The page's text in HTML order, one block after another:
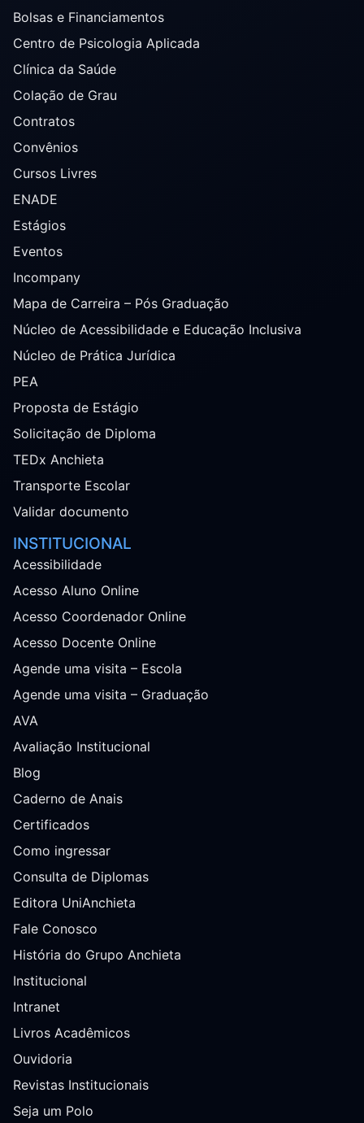
Bolsas e Financiamentos
Centro de Psicologia Aplicada
Clínica da Saúde
Colação de Grau
Contratos
Convênios
Cursos Livres
ENADE
Estágios
Eventos
Incompany
Mapa de Carreira – Pós Graduação
Núcleo de Acessibilidade e Educação Inclusiva
Núcleo de Prática Jurídica
PEA
Proposta de Estágio
Solicitação de Diploma
TEDx Anchieta
Transporte Escolar
Validar documento
INSTITUCIONAL
Acessibilidade
Acesso Aluno Online
Acesso Coordenador Online
Acesso Docente Online
Agende uma visita – Escola
Agende uma visita – Graduação
AVA
Avaliação Institucional
Blog
Caderno de Anais
Certificados
Como ingressar
Consulta de Diplomas
Editora UniAnchieta
Fale Conosco
História do Grupo Anchieta
Institucional
Intranet
Livros Acadêmicos
Ouvidoria
Revistas Institucionais
Seja um Polo